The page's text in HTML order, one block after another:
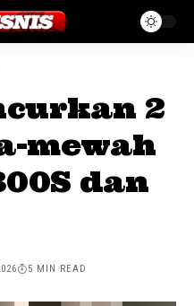
2
mewah
dan
5 MIN READ